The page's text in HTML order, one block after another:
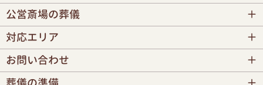
公営斎場の葬儀
対応エリア
お問い合わせ